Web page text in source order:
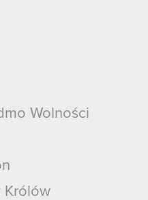
Wolności
Królów